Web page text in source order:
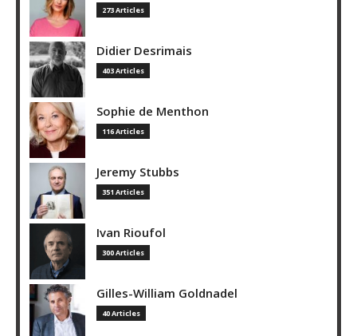
273 Articles
Didier Desrimais
403 Articles
Sophie de Menthon
116 Articles
Jeremy Stubbs
351 Articles
Ivan Rioufol
300 Articles
Gilles-William Goldnadel
40 Articles